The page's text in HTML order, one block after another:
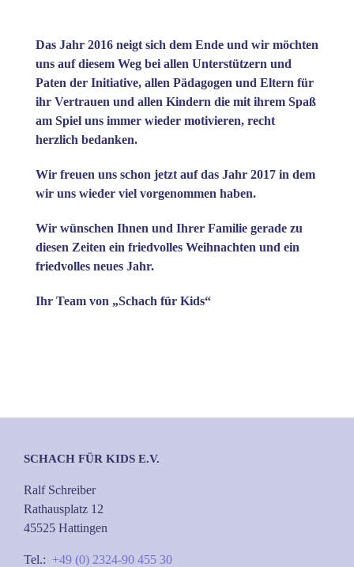
Bild
Das Jahr 2016 neigt sich dem Ende und wir möchten
uns auf diesem Weg bei allen Unterstützern und
Paten der Initiative, allen Pädagogen und Eltern für
ihr Vertrauen und allen Kindern die mit ihrem Spaß
am Spiel uns immer wieder motivieren, recht
herzlich bedanken.
Wir freuen uns schon jetzt auf das Jahr 2017 in dem
wir uns wieder viel vorgenommen haben.
Wir wünschen Ihnen und Ihrer Familie gerade zu
diesen Zeiten ein friedvolles Weihnachten und ein
friedvolles neues Jahr.
Ihr Team von „Schach für Kids“
SCHACH FÜR KIDS E.V.
Ralf Schreiber
Rathausplatz 12
45525 Hattingen
Tel.: +49 (0) 2324-90 455 30